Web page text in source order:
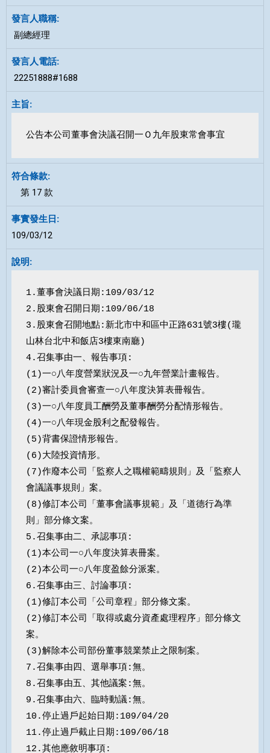
副總經理
22251888#1688
公告本公司董事會決議召開一Ｏ九年股東常會事宜
第 17 款
109/03/12
1.董事會決議日期:109/03/12
2.股東會召開日期:109/06/18
3.股東會召開地點:新北市中和區中正路631號3樓(瓏
山林台北中和飯店3樓東南廳)
4.召集事由一、報告事項:
(1)一○八年度營業狀況及一○九年營業計畫報告。
(2)審計委員會審查一○八年度決算表冊報告。
(3)一○八年度員工酬勞及董事酬勞分配情形報告。
(4)一○八年現金股利之配發報告。
(5)背書保證情形報告。
(6)大陸投資情形。
(7)作廢本公司「監察人之職權範疇規則」及「監察人
會議議事規則」案。
(8)修訂本公司「董事會議事規範」及「道德行為準
則」部分條文案。
5.召集事由二、承認事項:
(1)本公司一○八年度決算表冊案。
(2)本公司一○八年度盈餘分派案。
6.召集事由三、討論事項:
(1)修訂本公司「公司章程」部分條文案。
(2)修訂本公司「取得或處分資產處理程序」部分條文
案。
(3)解除本公司部份董事競業禁止之限制案。
7.召集事由四、選舉事項:無。
8.召集事由五、其他議案:無。
9.召集事由六、臨時動議:無。
10.停止過戶起始日期:109/04/20
11.停止過戶截止日期:109/06/18
12.其他應敘明事項: